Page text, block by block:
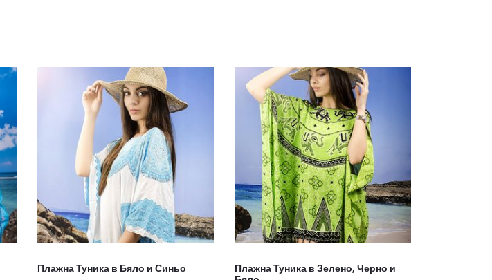
Плажна Туника в Бяло и Синьо
Плажна Туника в Зелено, Черно и